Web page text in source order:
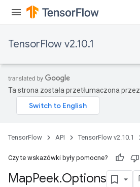
TensorFlow v2.10.1
Ta strona została przetłumaczona przez
TensorFlow API TensorFlow v2.10.1
Czy te wskazówki były pomocne?
MapPeek.Options